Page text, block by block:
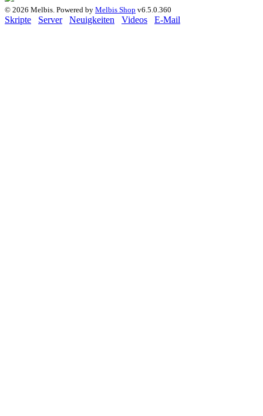
© 2026 Melbis. Powered by Melbis Shop v6.5.0.360
Skripte Server Neuigkeiten Videos E-Mail